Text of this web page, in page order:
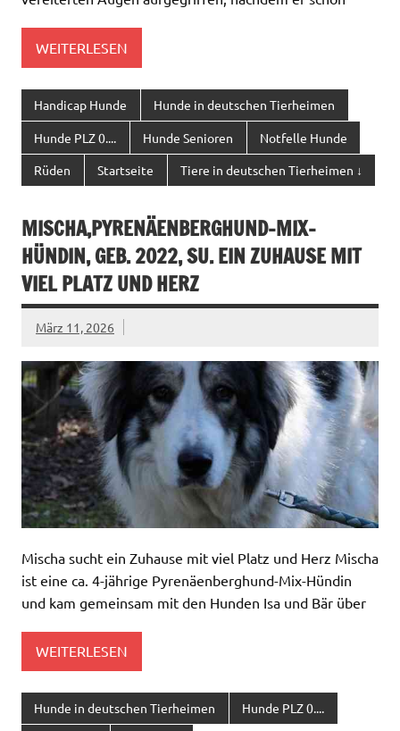
WEITERLESEN
Handicap Hunde Hunde in deutschen Tierheimen
Hunde PLZ 0.... Hunde Senioren Notfelle Hunde
Rüden Startseite Tiere in deutschen Tierheimen ↓
MISCHA,PYRENÄENBERGHUND-MIX-
HÜNDIN, GEB. 2022, SU. EIN ZUHAUSE MIT
VIEL PLATZ UND HERZ
März 11, 2026
Mischa sucht ein Zuhause mit viel Platz und Herz Mischa
ist eine ca. 4-jährige Pyrenäenberghund-Mix-Hündin
und kam gemeinsam mit den Hunden Isa und Bär über
WEITERLESEN
Hunde in deutschen Tierheimen Hunde PLZ 0....